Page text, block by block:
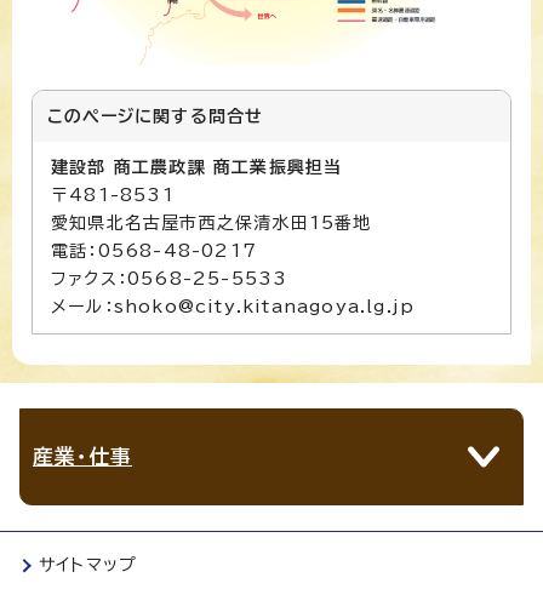
このページに関する 問合せ
建設部 商工農政課 商工業振興担当
〒481-8531
愛知県北名古屋市西之保清水田15番地
電話：0568-48-0217
ファクス：0568-25-5533
メール：shoko@city.kitanagoya.lg.jp
産業・仕事
サイトマップ